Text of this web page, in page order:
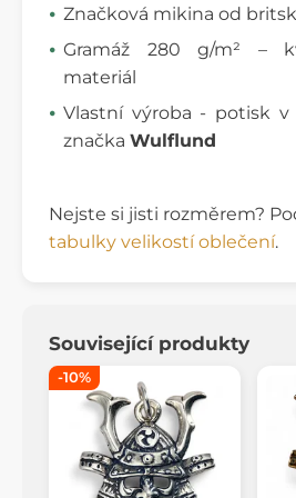
Značková mikina od
Gramáž 280 g/m² –
materiál
Vlastní výroba - potisk v
značka Wulflund
Nejste si jisti rozměrem?
tabulky velikostí oblečení.
Související produkty
-10%